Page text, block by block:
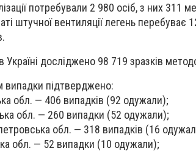
потребували 2 980 осіб, з них 311
штучної вентиляції легень
Україні досліджено 98 719 зразків
випадки підтверджено:
обл. — 406 випадків (92 одужали);
обл. — 260 випадки (52 одужали);
обл. — 318 випадків (16
обл. — 52 випадки (10 одужали);